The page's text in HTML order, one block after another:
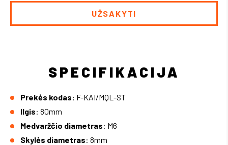
ST
8x80mm
MUNGO
SPECIFIKACIJA
Prekės kodas: F-KAI/MQL-ST
Ilgis: 80mm
Medvaržčio diametras: M6
Skylės diametras: 8mm